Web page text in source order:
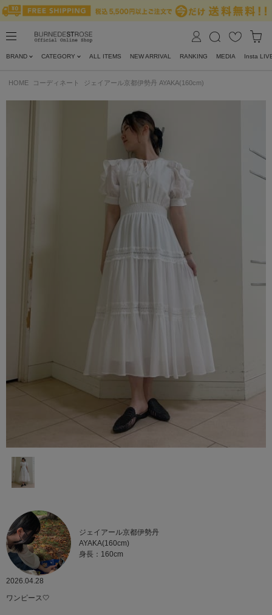
BRAND CATEGORY ALL ITEMS NEW ARRIVAL RANKING MEDIA Insta
HOME コーディネート ジェイアール京都伊勢丹 AYAKA(160cm)
ジェイアール京都伊勢丹
AYAKA(160cm)
身長：160cm
2026.04.28
ワンピース🤍